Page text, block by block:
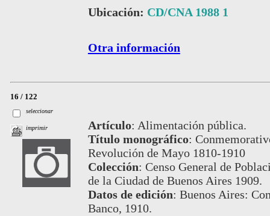
Ubicación: CD/CNA 1988 1
Otra información
16 / 122
seleccionar
imprimir Artículo: Alimentación pública.
Título monográfico:
Revolución de Mayo 1810-1910
Colección: Censo General de
de la Ciudad de Buenos Aires 1909.
Datos de edición: Buenos Aires:
Banco, 1910.